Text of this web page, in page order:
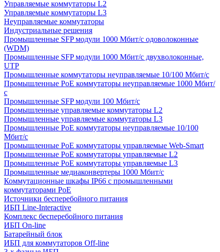
Управляемые коммутаторы L2
Управляемые коммутаторы L3
Неуправляемые коммутаторы
Индустриальные решения
Промышленные SFP модули 1000 Мбит/c одоволоконные
(WDM)
Промышленные SFP модули 1000 Мбит/c двухволоконные,
UTP
Промышленные коммутаторы неуправляемые 10/100 Мбит/с
Промышленные PoE коммутаторы неуправляемые 1000 Мбит/
с
Промышленные SFP модули 100 Мбит/c
Промышленные управляемые коммутаторы L2
Промышленные управляемые коммутаторы L3
Промышленные PoE коммутаторы неуправляемые 10/100
Мбит/с
Промышленные PoE коммутаторы управляемые Web-Smart
Промышленные PoE коммутаторы управляемые L2
Промышленные PoE коммутаторы управляемые L3
Промышленные медиаконвертеры 1000 Мбит/с
Коммутационные шкафы IP66 c промышленными
коммутаторами PoE
Источники бесперебойного питания
ИБП Line-Interactive
Комплекс бесперебойного питания
ИБП On-line
Батарейный блок
ИБП для коммутаторов Off-line